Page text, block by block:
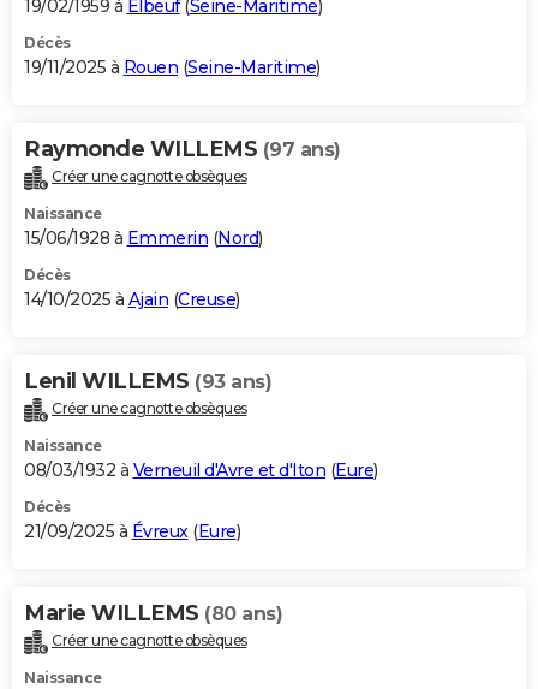
19/02/1959 à Elbeuf(Seine-Maritime)
Décès
19/11/2025 à Rouen (Seine-Maritime)
Raymonde WILLEMS (97 ans)
Créer une cagnotte obsèques
Naissance
15/06/1928 à Emmerin (Nord)
Décès
14/10/2025 à Ajain (Creuse)
Lenil WILLEMS (93 ans)
Créer une cagnotte obsèques
Naissance
08/03/1932 à Verneuil d'Avre et d'Iton (Eure)
Décès
21/09/2025 à Évreux(Eure)
Marie WILLEMS (80 ans)
Créer une cagnotte obsèques
Naissance